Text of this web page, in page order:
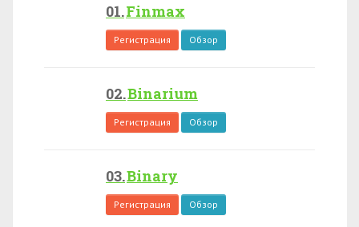
Finmax
Регистрация Обзор
Binarium
Регистрация Обзор
Binary
Регистрация Обзор